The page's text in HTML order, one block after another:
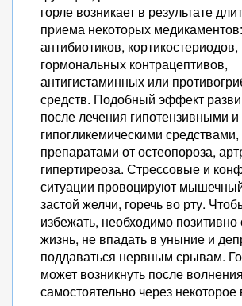
горле возникает в результате
приема некоторых медикаментов:
антибиотиков, кортикостериодов,
гормональных контрацептивов,
антигистаминных или
средств. Подобный эффект
после лечения гипотензивными и
гипогликемическими средствами,
препаратами от остеопороза,
гипертиреоза. Стрессовые и
ситуации провоцируют
застой желчи, горечь во рту.
избежать, необходимо позитивно
жизнь, не впадать в уныние и
поддаваться нервным срывам.
может возникнуть после
самостоятельно через